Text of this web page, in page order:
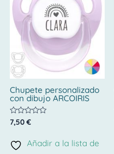
Chupete personalizado
con dibujo ARCOIRIS
Valorado
con
de
5
7,50 €
Añadir a la lista de